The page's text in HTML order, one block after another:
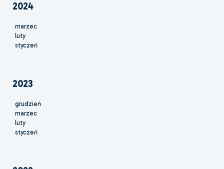
2024
marzec
luty
styczeń
2023
grudzień
marzec
luty
styczeń